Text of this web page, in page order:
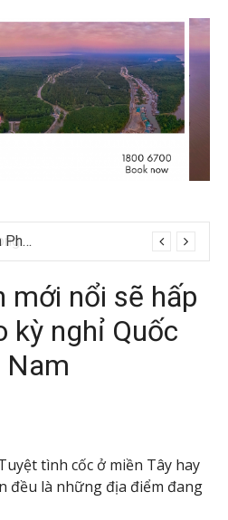
Thời gian tham quan Phong Nha Kẻ Bàng
mới nổi sẽ hấp
kỳ nghỉ Quốc
Nam
tình cốc ở miền Tây hay
đều là những địa điểm đang